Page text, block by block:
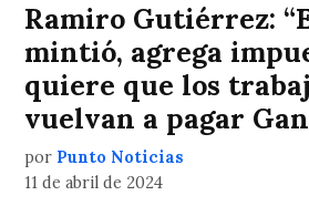
Ramiro Gutiérrez:
mintió, agrega
quiere que los
vuelvan a pagar
por Punto Noticias
11 de abril de 2024